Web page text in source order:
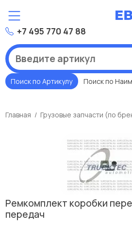
+7 495 770 47 88
Поиск по Артикулу Поиск по
Главная Грузовые запчасти (по
Ремкомплект коробки
передач